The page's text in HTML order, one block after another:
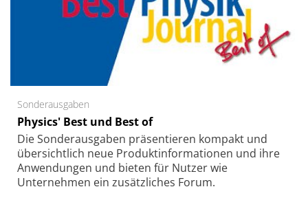
Sonderausgaben
Physics' Best und Best of
Die Sonder­ausgaben präsentieren kompakt und
übersichtlich neue Produkt­informationen und ihre
Anwendungen und bieten für Nutzer wie
Unternehmen ein zusätzliches Forum.